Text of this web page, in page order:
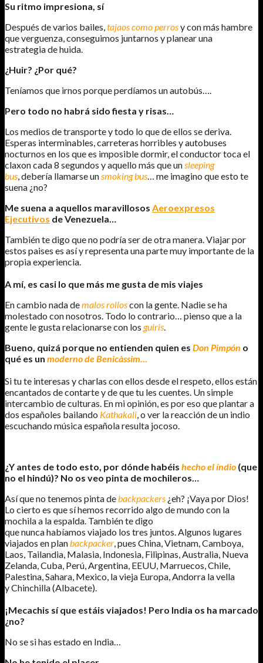
Su ritmo impresiona, sí
Después de varios bailes,tajaos como perrosy con más hambre
que verguenza, conseguimos juntarnos y planear una
estrategia de huida.
¿Huir? ¿Por qué?
Teníamos que irnos porque perdíamos un autobús….
Pero todo no habrá sido fiesta y risas…
Los medios de transporte y todo lo que de ellos se deriva.
Esperas interminables, carreteras horribles y autobuses
nocturnos en los que es imposible dormir, el conductor toca el
claxon cada 8 segundos y aquello más que unsleeping
bus, debería llamarse unsmoking bus… me imagino que esto te
suena ¿no?
Me suena a aquellos maravillosos Aeroexpresos
Ejecutivos de Venezuela…
También te digo que no podría ser de otra manera. Viajar por
estos paises es así y representa una parte muy importante de la
propia experiencia.
A mí, es casi lo que más me gusta de mis viajes
En cambio nada demalos rolloscon la gente. Nadie se ha
molestado con nosotros. Todo lo contrario… pienso que a la
gente le gusta relacionarse con los guiris.
Bueno, quizá porque no entienden quien es Don Pimpón o
qué es un moderno de Benicàssim…
Si tu te interesas y charlas con ellos desde el respeto, ellos están
encantados de contarte y de que tu les cuentes. Un simple
intercambio de culturas. En mi opinión, es por eso que plantar a
dos españoles bailando Kathakali, o ver la reacción de un indio
escuchando música española resulta jocoso.
¿Y antes de todo esto, por dónde habéis hecho el índio (que
no el hindú)? No os veo pinta de mochileros…
Así que no tenemos pinta debackpackers ¿eh? ¡Vaya por Dios!
Lo cierto es que sí hemos recorrido algo de mundo con la
mochila a la espalda. También te digo
que nunca habíamos viajado los tres juntos. Algunos lugares
viajados en planbackpacker, pues China, Vietnam, Camboya,
Laos, Tailandia, Malasia, Indonesia, Filipinas, Australia, Nueva
Zelanda, Cuba, Perú, Argentina, EEUU, Marruecos, Chile,
Palestina, Sahara, Mexico, la vieja Europa, Andorra la vella
y Chinchilla (Albacete).
¡Mecachis sí que estáis viajados! Pero India os ha marcado
¿no?
No se si has estado en India…